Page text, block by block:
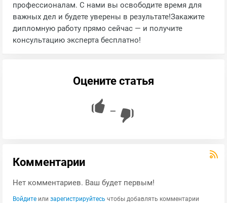
профессионалам. С нами вы освободите время для
важных дел и будете уверены в результате!Закажите
дипломную работу прямо сейчас — и получите
консультацию эксперта бесплатно!
Оцените статья
—
Комментарии
Нет комментариев. Ваш будет первым!
Войдите или зарегистрируйтесь чтобы добавлять комментарии